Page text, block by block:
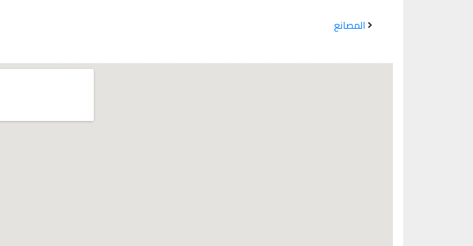
المصانع